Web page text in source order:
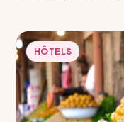
HÔTELS